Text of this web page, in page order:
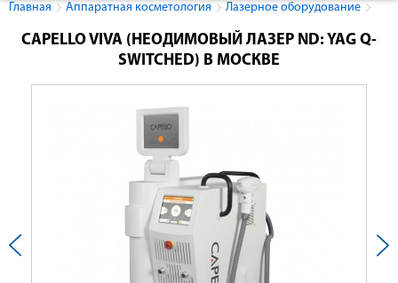
Главная Аппаратная косметология Лазерное оборудование
CAPELLO VIVA (НЕОДИМОВЫЙ ЛАЗЕР ND: YAG Q-
SWITCHED) В МОСКВЕ